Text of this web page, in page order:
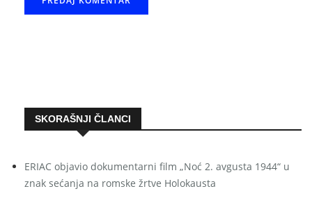
SKORAŠNJI ČLANCI
ERIAC objavio dokumentarni film „Noć 2. avgusta 1944“ u
znak sećanja na romske žrtve Holokausta